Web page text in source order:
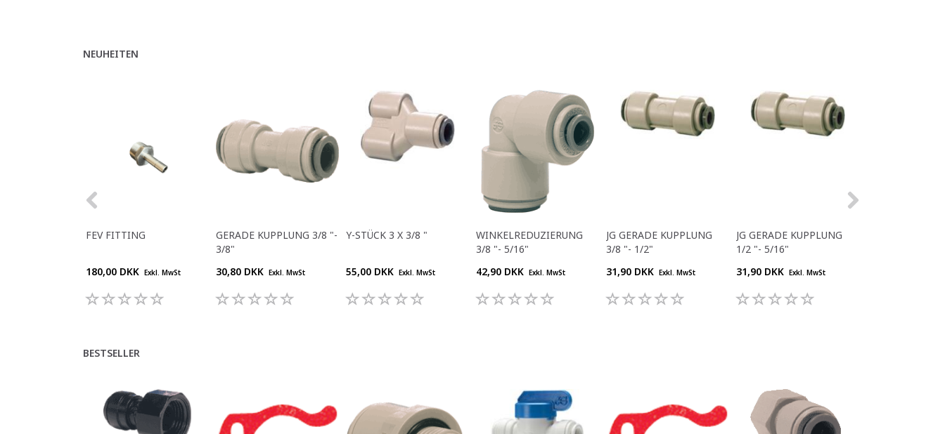
NEUHEITEN
FEV FITTING
180,00 DKK Exkl. MwSt
GERADE KUPPLUNG 3/8 "-
3/8"
30,80 DKK Exkl. MwSt
Y-STÜCK 3 X 3/8 "
55,00 DKK Exkl. MwSt
WINKELREDUZIERUNG
3/8 "- 5/16"
42,90 DKK Exkl. MwSt
JG GERADE KUPPLUNG
3/8 "- 1/2"
31,90 DKK Exkl. MwSt
JG GERADE KUPPLUNG
1/2 "- 5/16"
31,90 DKK Exkl. MwSt
BESTSELLER